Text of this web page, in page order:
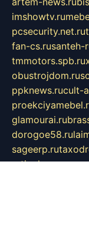
imshowtv.ru
pcsecurity.net.ru
fan-cs.rusanteh-
tmmotors.spb.ru
obustrojdom.ru
ppknews.rucult-
glamourai.ru
dorogoe58.ru
sageerp.ru